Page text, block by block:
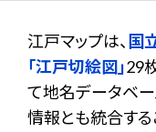
江戸マップは、 国
「江戸切絵図」29
て地名データベー
情報とも統合する